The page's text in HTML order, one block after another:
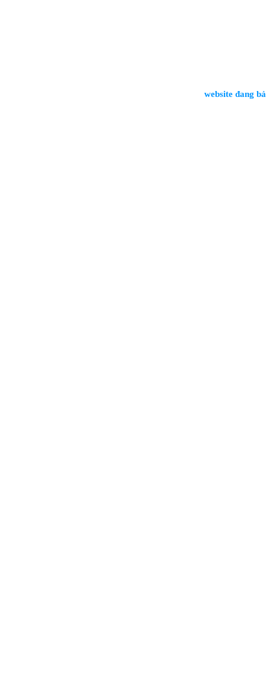
website đang